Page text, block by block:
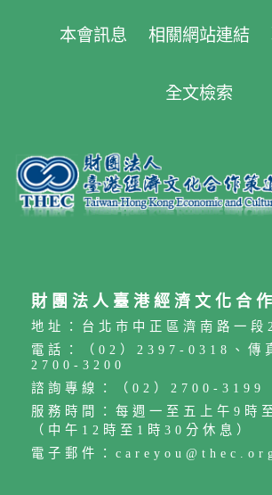
本會訊息 相關網站連結
全文檢索
財團法人臺港經濟文化合
地址：台北市中正區濟南路一
電話：（02）2397-0318、傳
2700-3200
諮詢專線：（02）2700-3199
服務時間：每週一至五上午9時
（中午12時至1時30分休息）
電子郵件：